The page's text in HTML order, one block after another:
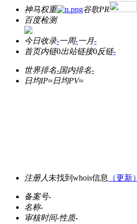
神马权重
谷歌PR
百度检测
今日收录-一周-一月-
首页内链0出站链接0反链-
世界排名-国内排名-
日均IP≈日均PV≈
注册人 未找到whois信息 （更新）
备案号-
名称-
审核时间-性质-